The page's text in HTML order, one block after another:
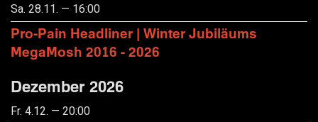
Sa. 28.11. — 16:00
Pro-Pain Headliner | Winter Jubiläums
MegaMosh 2016 - 2026
Dezember 2026
Fr. 4.12. — 20:00